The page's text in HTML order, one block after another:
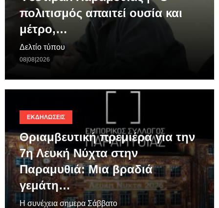
πολιτισμός απαιτεί ουσία και
μέτρο,…
Δελτίο τύπου
08|08|2026
ΕΚΔΗΛΏΣΕΙΣ
Θριαμβευτική πρεμιέρα για την
7η Λευκή Νύχτα στην
Παραμυθιά: Μια βραδιά
γεμάτη…
Η συνέχεια σημερα Σάββατο